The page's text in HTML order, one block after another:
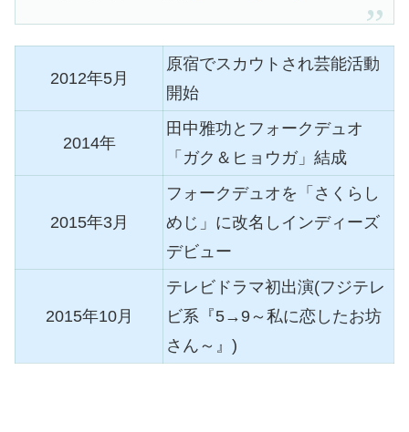
2012年5月
原宿でスカウトされ芸能活動
開始
2014年
田中雅功とフォークデュオ
「ガク＆ヒョウガ」結成
2015年3月
フォークデュオを「さくらし
めじ」に改名しインディーズ
デビュー
2015年10月
テレビドラマ初出演(フジテレ
ビ系『5→9～私に恋したお坊
さん～』)